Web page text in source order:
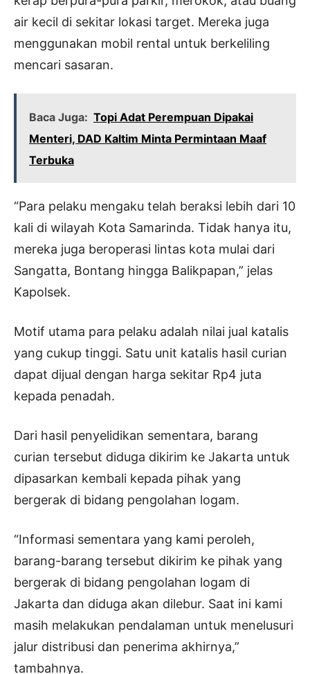
air kecil di sekitar lokasi target. Mereka juga
menggunakan mobil rental untuk berkeliling
mencari sasaran.
Baca Juga: Topi Adat Perempuan Dipakai
Menteri, DAD Kaltim Minta Permintaan Maaf
Terbuka
“Para pelaku mengaku telah beraksi lebih dari 10
kali di wilayah Kota Samarinda. Tidak hanya itu,
mereka juga beroperasi lintas kota mulai dari
Sangatta, Bontang hingga Balikpapan,” jelas
Kapolsek.
Motif utama para pelaku adalah nilai jual katalis
yang cukup tinggi. Satu unit katalis hasil curian
dapat dijual dengan harga sekitar Rp4 juta
kepada penadah.
Dari hasil penyelidikan sementara, barang
curian tersebut diduga dikirim ke Jakarta untuk
dipasarkan kembali kepada pihak yang
bergerak di bidang pengolahan logam.
“Informasi sementara yang kami peroleh,
barang-barang tersebut dikirim ke pihak yang
bergerak di bidang pengolahan logam di
Jakarta dan diduga akan dilebur. Saat ini kami
masih melakukan pendalaman untuk menelusuri
jalur distribusi dan penerima akhirnya,”
tambahnya.